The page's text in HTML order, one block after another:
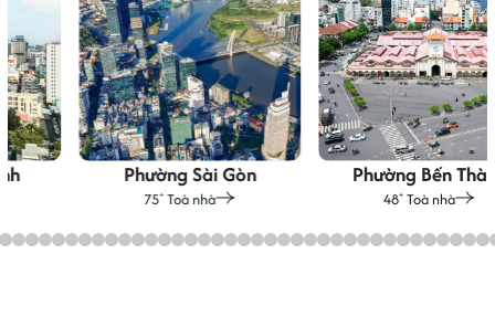
Phường Sài Gòn
Toà nhà
Phường Bến Thành
Toà nhà